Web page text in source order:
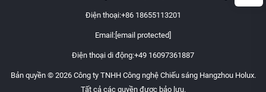
Điện thoại:+86 18655113201
Email: [email protected]
Điện thoại di động:+49 16097361887
Bản quyền © 2026 Công ty TNHH Công nghệ Chiếu sáng Hangzhou Holux.
Tất cả các quyền được bảo lưu.